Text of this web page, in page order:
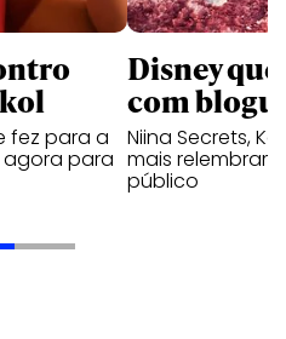
fez para a
para
Disney
com
Niina Secrets,
mais
público